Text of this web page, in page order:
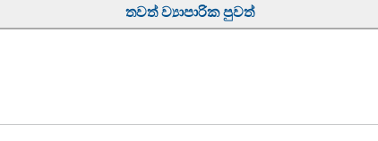
තවත් ව්‍යාපාරික පුවත්